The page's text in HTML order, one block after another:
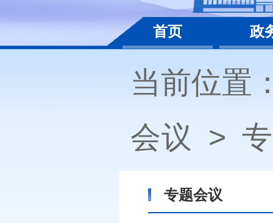
首页 政
当前位置
会议
>
专题会议